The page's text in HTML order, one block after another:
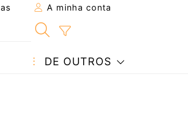
A minha conta
DE OUTROS